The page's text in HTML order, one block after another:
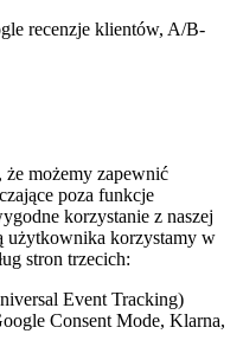
recenzje klientów, A/B-
że możemy zapewnić
poza funkcje
korzystanie z naszej
użytkownika korzystamy w
stron trzecich:
Event Tracking)
Consent Mode, Klarna,